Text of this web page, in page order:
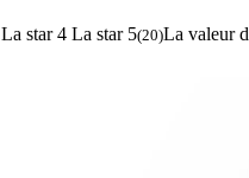
La star 4 La star 5(20)La valeur